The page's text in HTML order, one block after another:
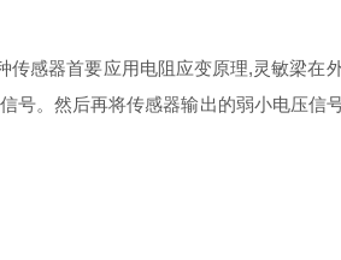
感器首要应用电阻应变原理,灵敏梁在
号。然后再将传感器输出的弱小电压信